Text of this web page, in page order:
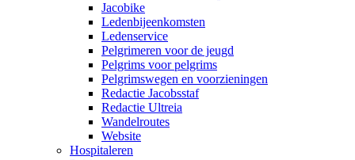
Jacobike
Ledenbijeenkomsten
Ledenservice
Pelgrimeren voor de jeugd
Pelgrims voor pelgrims
Pelgrimswegen en voorzieningen
Redactie Jacobsstaf
Redactie Ultreia
Wandelroutes
Website
Hospitaleren